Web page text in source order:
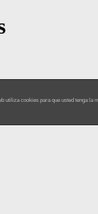
utiliza cookies para que usted tenga la